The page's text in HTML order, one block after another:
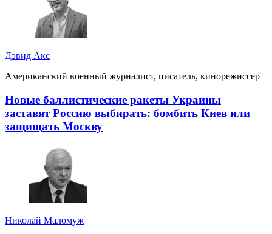
Дэвид Акс
Американский военный журналист, писатель, кинорежиссер
Новые баллистические ракеты Украины
заставят Россию выбирать: бомбить Киев или
защищать Москву
Николай Маломуж